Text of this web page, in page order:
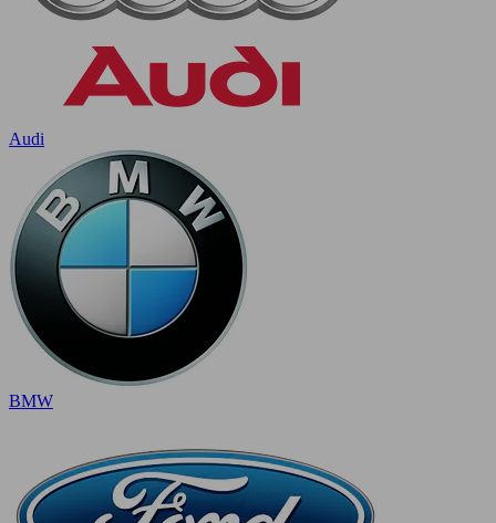
Audi
BMW